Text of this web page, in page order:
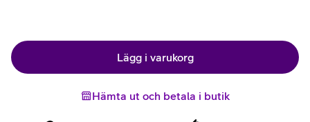
Lägg i varukorg
Hämta ut och betala i butik